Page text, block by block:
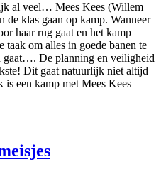
al veel… Mees Kees (Willem
de klas gaan op kamp. Wanneer
haar rug gaat en het kamp
taak om alles in goede banen te
gaat…. De planning en veiligheid
Dit gaat natuurlijk niet altijd
is een kamp met Mees Kees